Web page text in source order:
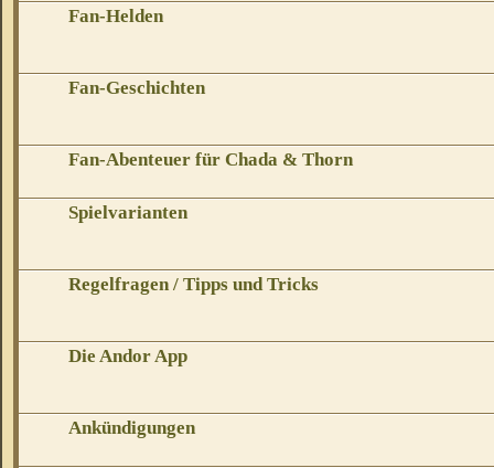
Fan-Helden
Fan-Geschichten
Fan-Abenteuer für Chada & Thorn
Spielvarianten
Regelfragen / Tipps und Tricks
Die Andor App
Ankündigungen